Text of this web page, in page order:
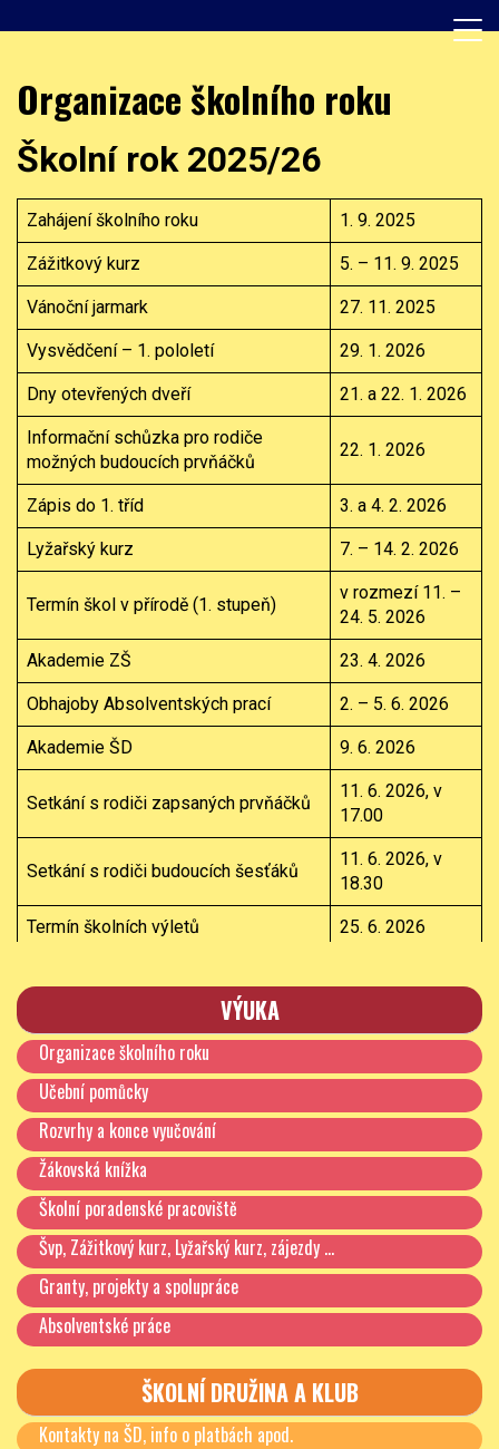
to
ZŠ Burešova
Organizace školního roku
Školní rok 2025/26
Zahájení školního roku 1. 9. 2025
Zážitkový kurz 5. – 11. 9. 2025
Vánoční jarmark 27. 11. 2025
Vysvědčení – 1. pololetí 29. 1. 2026
Dny otevřených dveří 21. a 22. 1. 2026
Informační schůzka pro rodiče
možných budoucích prvňáčků
22. 1. 2026
Zápis do 1. tříd 3. a 4. 2. 2026
Lyžařský kurz 7. – 14. 2. 2026
Termín škol v přírodě (1. stupeň)
v rozmezí 11. –
24. 5. 2026
Akademie ZŠ 23. 4. 2026
Obhajoby Absolventských prací 2. – 5. 6. 2026
Akademie ŠD 9. 6. 2026
Setkání s rodiči zapsaných prvňáčků
11. 6. 2026, v
17.00
Setkání s rodiči budoucích šesťáků
11. 6. 2026, v
18.30
Termín školních výletů 25. 6. 2026
Vysvědčení – 2. pololetí
Prázdniny a volna:
Ředitelská volna 3. 10. 2025(volby)
Podzimní prázdniny 27. a 29. 10. 2025
Vánoční prázdniny 22. 12. 2025 – 2. 1. 2026
Pololetní prázdniny 30. 1. 2026
Jarní prázdniny
Velikonoční prázdniny 2. 4. 2026
Hlavní prázdniny
1. 7. – 31. 8. 2026
aktualizace: 27. 6. – 31. 8.
VÝUKA
Organizace školního roku
Učební pomůcky
Rozvrhy a konce vyučování
Žákovská knížka
Školní poradenské pracoviště
Švp, Zážitkový kurz, Lyžařský kurz, zájezdy …
Granty, projekty a spolupráce
Absolventské práce
ŠKOLNÍ DRUŽINA A KLUB
Kontakty na ŠD, info o platbách apod.